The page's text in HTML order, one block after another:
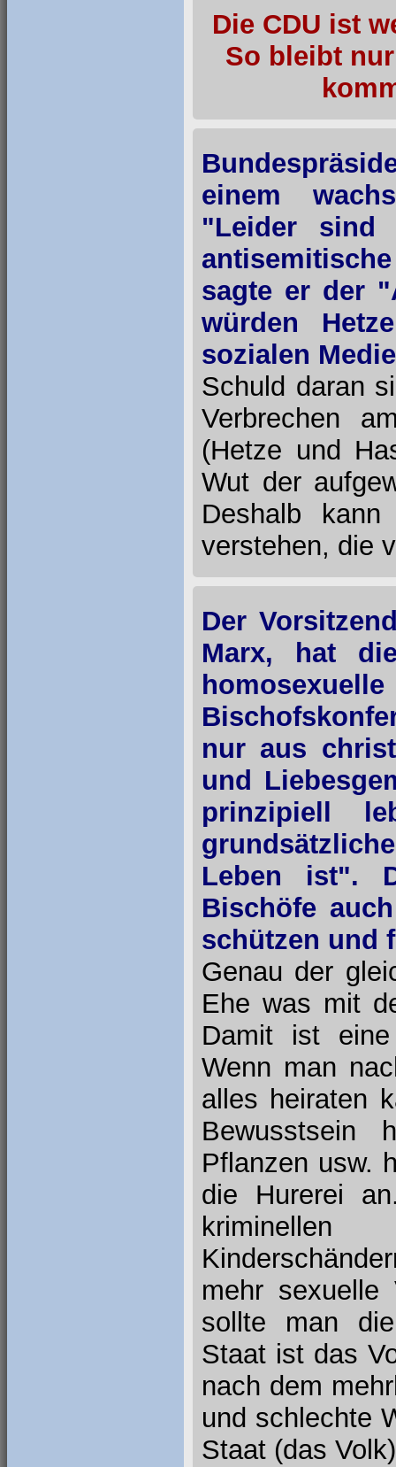
Die CDU ist
So bleibt
einem
"Leider sind
sagte er der
würden
sozialen
Schuld daran
Verbrechen
(Hetze und
Wut der
Deshalb
verstehen, die
Der
Marx, hat
nur aus
und
prinzipiell
Leben ist".
Bischöfe
schützen und
Genau der
Ehe was mit
Damit ist eine
Wenn man
alles heiraten
Pflanzen usw.
die Hurerei
kriminellen
mehr sexuelle
sollte man
Staat ist das
nach dem
und schlechte
Staat (das